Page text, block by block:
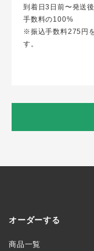
到着日3日前〜発送
手数料の100%
※振込手数料275円
す。
オーダーする
商品一覧